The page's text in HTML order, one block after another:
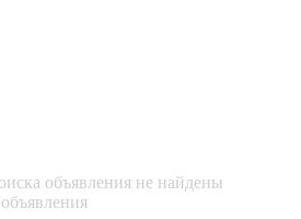
объявления не найдены